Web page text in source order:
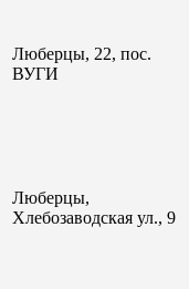
Люберцы, 22, пос.
ВУГИ
Люберцы,
Хлебозаводская ул., 9